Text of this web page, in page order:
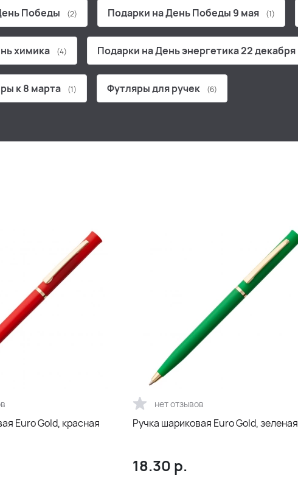
Победы (2) Подарки на День Победы 9 мая (1)
химика (4) Подарки на День энергетика 22 декабря
к 8 марта (1) Футляры для ручек (6)
Euro Gold, красная
нет отзывов
Ручка шариковая Euro Gold, зеленая
18.30 р.